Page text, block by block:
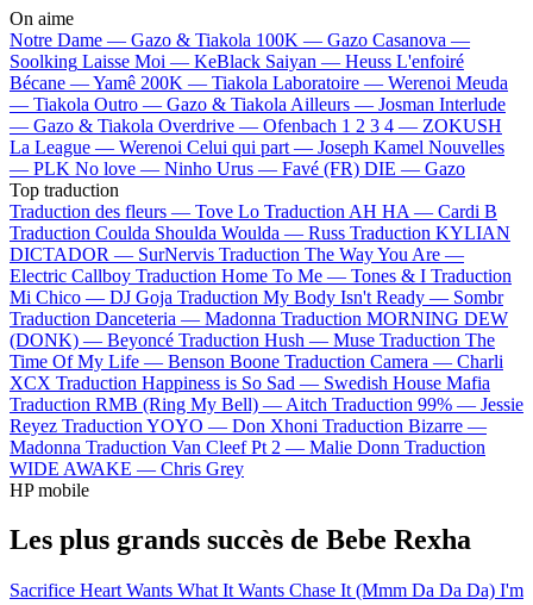
On aime
Notre Dame — Gazo & Tiakola 100K — Gazo Casanova —
Soolking Laisse Moi — KeBlack Saiyan — Heuss L'enfoiré
Bécane —Yamê 200K — Tiakola Laboratoire — Werenoi Meuda
— Tiakola Outro — Gazo & Tiakola Ailleurs — Josman Interlude
— Gazo & Tiakola Overdrive — Ofenbach 1 2 3 4 — ZOKUSH
La League — Werenoi Celui qui part — Joseph Kamel Nouvelles
— PLK No love — Ninho Urus — Favé (FR) DIE — Gazo
Top traduction
Traduction des fleurs — Tove Lo Traduction AH HA — Cardi B
Traduction Coulda Shoulda Woulda — Russ Traduction KYLIAN
DICTADOR — SurNervis Traduction The Way You Are —
Electric Callboy Traduction Home To Me — Tones & I Traduction
Mi Chico — DJ Goja Traduction My Body Isn't Ready — Sombr
Traduction Danceteria — Madonna Traduction MORNING DEW
(DONK) — Beyoncé Traduction Hush — Muse Traduction The
Time Of My Life — Benson Boone Traduction Camera — Charli
XCX Traduction Happiness is So Sad — Swedish House Mafia
Traduction RMB (Ring My Bell) — Aitch Traduction 99% — Jessie
Reyez Traduction YOYO — Don Xhoni Traduction Bizarre —
Madonna Traduction Van Cleef Pt 2 — Malie Donn Traduction
WIDE AWAKE — Chris Grey
HP mobile
Les plus grands succès de Bebe Rexha
Sacrifice Heart Wants What It Wants Chase It (Mmm Da Da Da) I'm